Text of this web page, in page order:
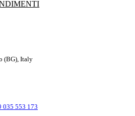
(BG), Italy
035 553 173